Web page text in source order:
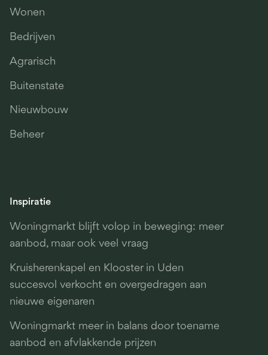
Wonen
Bedrijven
Agrarisch
Buitenstate
Nieuwbouw
Beheer
Inspiratie
Woningmarkt blijft volop in beweging: meer
aanbod, maar ook veel vraag
Kruisherenkapel en Klooster in Uden
succesvol verkocht en overgedragen aan
nieuwe eigenaren
Woningmarkt meer in balans door toename
aanbod en afvlakkende prijzen